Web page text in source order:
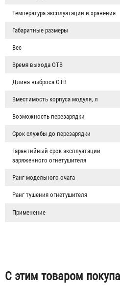
Температура эксплуатации и хранения
Габаритные размеры
Вес
Время выхода ОТВ
Длина выброса ОТВ
Вместимость корпуса модуля, л
Возможность перезарядки
Срок службы до перезарядки
Гарантийный срок эксплуатации
заряженного огнетушителя
Ранг модельного очага
Ранг тушения огнетушителя
Применение
С этим товаром